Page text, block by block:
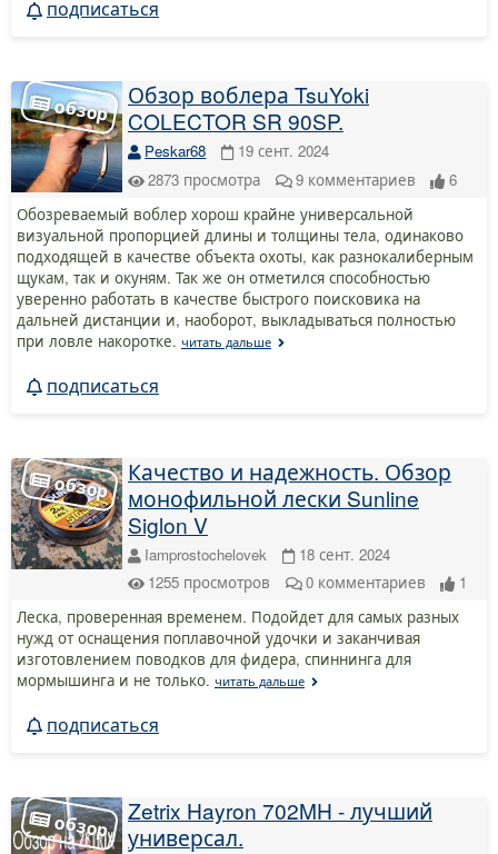
подписаться
Обзор воблера TsuYoki
COLECTOR SR 90SP.
Peskar68
19 сент. 2024
2873 просмотра 9 комментариев
6
Обозреваемый воблер хорош крайне универсальной
визуальной пропорцией длины и толщины тела, одинаково
подходящей в качестве объекта охоты, как разнокалиберным
щукам, так и окуням. Так же он отметился способностью
уверенно работать в качестве быстрого поисковика на
дальней дистанции и, наоборот, выкладываться полностью
при ловле накоротке. читать дальше
подписаться
Качество и надежность. Обзор
монофильной лески Sunline
Siglon V
Iamprostochelovek
18 сент. 2024
1255 просмотров 0 комментариев
1
Леска, проверенная временем. Подойдет для самых разных
нужд от оснащения поплавочной удочки и заканчивая
изготовлением поводков для фидера, спиннинга для
мормышинга и не только. читать дальше
подписаться
Zetrix Hayron 702MH - лучший
универсал.